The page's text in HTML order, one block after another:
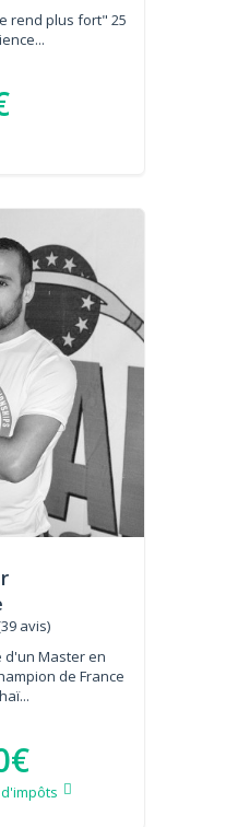
rend plus fort" 25
avis)
d'un Master en
de France